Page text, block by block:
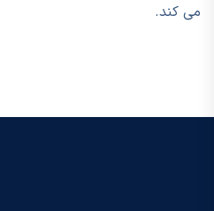
می کند.